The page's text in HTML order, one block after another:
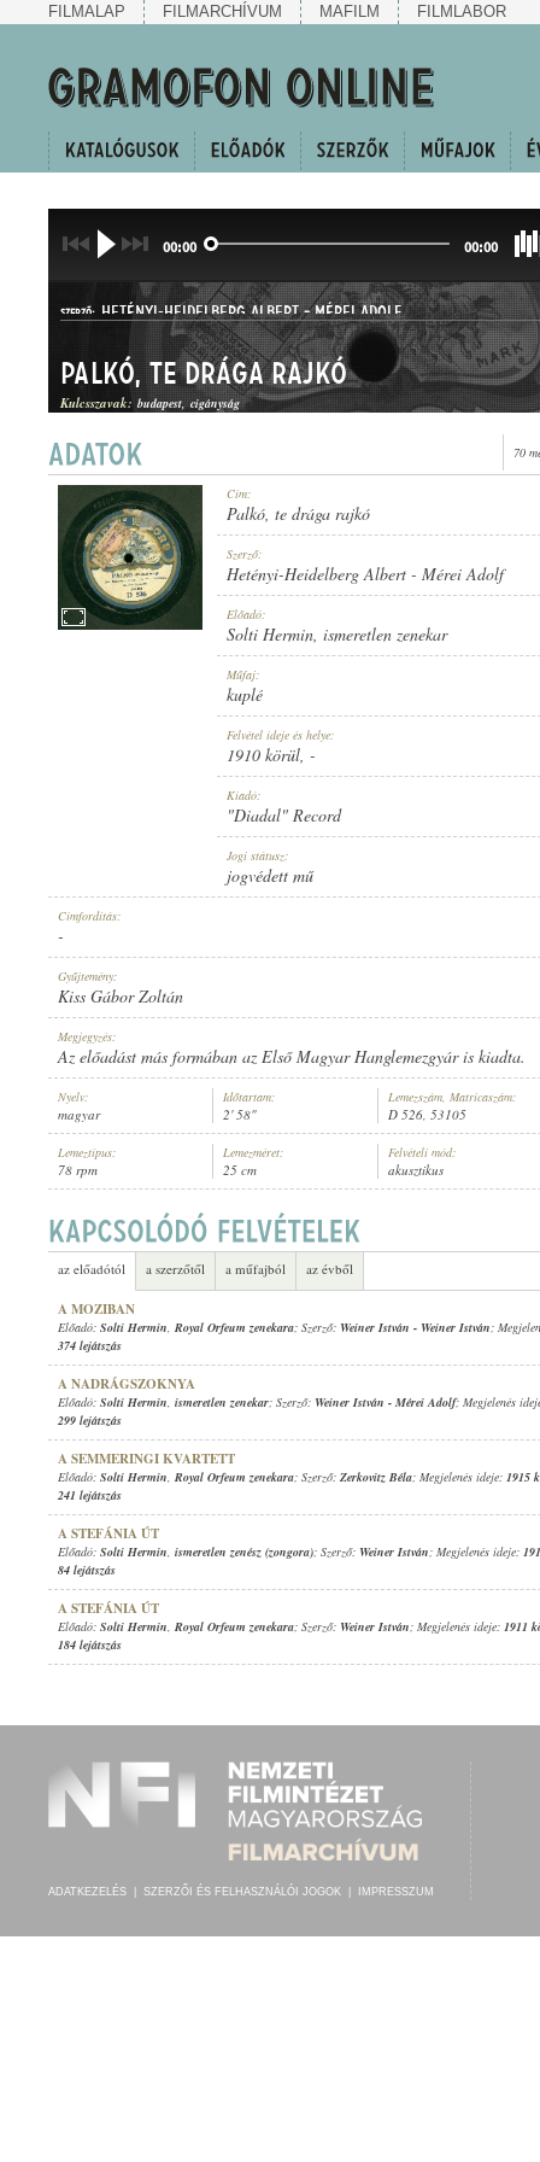
FILMALAP FILMARCHÍVUM MAFILM FILMLABOR
00:00 00:00
SOLTI HERMIN, ISMERETLEN ZENEKAR
SZERZŐ: HETÉNYI-HEIDELBERG ALBERT-MÉREI ADOLF
KUPLÉ
LEMEZSZÁM:
Palkó, te drága rajkó
Kulcsszavak: budapest cigányság
70
Cím:
Palkó, te drága rajkó
Szerző:
Hetényi-Heidelberg Albert - Mérei Adolf
Előadó:
Solti Hermin, ismeretlen zenekar
Műfaj:
kuplé
Felvétel ideje és helye:
1910 körül, -
Kiadó:
"Diadal" Record
Jogi státusz:
jogvédett mű
Címfordítás:
-
Gyűjtemény:
Kiss Gábor Zoltán
Megjegyzés:
Az előadást más formában az Első Magyar Hanglemezgyár is kiadta.
Nyelv:
magyar
Időtartam:
2' 58"
Lemezszám, Matricaszám:
D 526, 53105
Lemeztípus:
78 rpm
Lemezméret:
25 cm
Felvételi mód:
akusztikus
az előadótól a szerzőtől a műfajból az évből
A MOZIBAN
Előadó: Solti Hermin, Royal Orfeum zenekara; Szerző: Weiner István - Weiner István;
374 lejátszás
A NADRÁGSZOKNYA
Előadó: Solti Hermin, ismeretlen zenekar; Szerző: Weiner István - Mérei Adolf; Megjelenés
299 lejátszás
A SEMMERINGI KVARTETT
Előadó: Solti Hermin, Royal Orfeum zenekara; Szerző: Zerkovitz Béla; Megjelenés ideje: 1915
241 lejátszás
A STEFÁNIA ÚT
Előadó: Solti Hermin, ismeretlen zenész (zongora); Szerző: Weiner István; Megjelenés ideje:
84 lejátszás
A STEFÁNIA ÚT
Előadó: Solti Hermin, Royal Orfeum zenekara; Szerző: Weiner István; Megjelenés ideje: 1911
184 lejátszás
ADATKEZELÉS SZERZŐI ÉS FELHASZNÁLÓI JOGOK IMPRESSZUM